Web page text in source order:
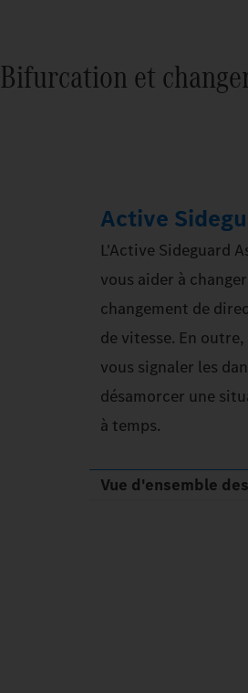
Bifurcation et
Active
L'Active Sideguard
vous aider à
changement de
de vitesse. En
vous signaler les
désamorcer une
à temps.
Vue d'ensemble